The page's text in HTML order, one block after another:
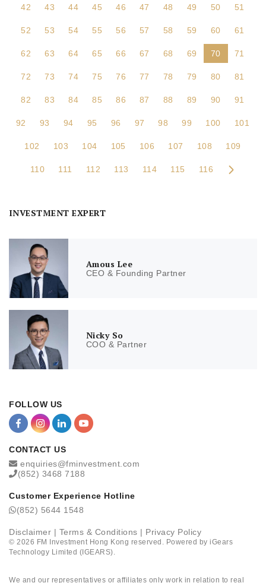
42 43 44 45 46 47 48 49 50 51
52 53 54 55 56 57 58 59 60 61
62 63 64 65 66 67 68 69 70 71
72 73 74 75 76 77 78 79 80 81
82 83 84 85 86 87 88 89 90 91
92 93 94 95 96 97 98 99 100 101
102 103 104 105 106 107 108 109
110 111 112 113 114 115 116
INVESTMENT EXPERT
Amous Lee
CEO & Founding Partner
Nicky So
COO & Partner
FOLLOW US
CONTACT US
enquiries@fminvestment.com
(852) 3468 7188
Customer Experience Hotline
(852) 5644 1548
Disclaimer | Terms & Conditions | Privacy Policy
© 2026 FM Investment Hong Kong reserved. Powered by iGears
Technology Limited (IGEARS).
We and our representatives or affiliates only work in relation to real